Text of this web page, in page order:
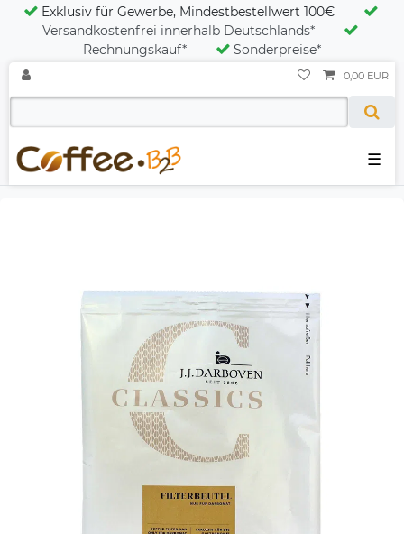
Exklusiv für Gewerbe, Mindestbestellwert 100€
Versandkostenfrei innerhalb Deutschlands*
Rechnungskauf*
Sonderpreise*
☰
0,00 EUR